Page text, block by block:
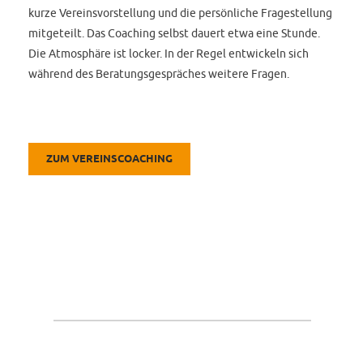
kurze Vereinsvorstellung und die persönliche Fragestellung
mitgeteilt. Das Coaching selbst dauert etwa eine Stunde.
Die Atmosphäre ist locker. In der Regel entwickeln sich
während des Beratungsgespräches weitere Fragen.
ZUM VEREINSCOACHING